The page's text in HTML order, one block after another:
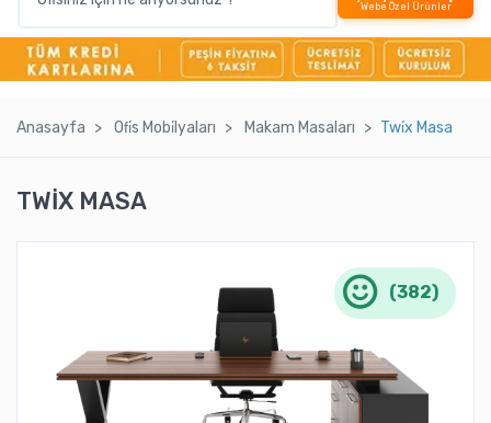
Webe Özel Ürünler
Anasayfa Ofi̇s Mobi̇lyaları Makam Masaları Twi̇x Masa
TWİX MASA
(382)